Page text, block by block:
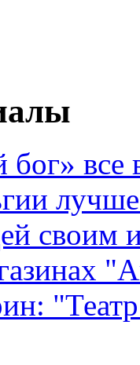
все
своим